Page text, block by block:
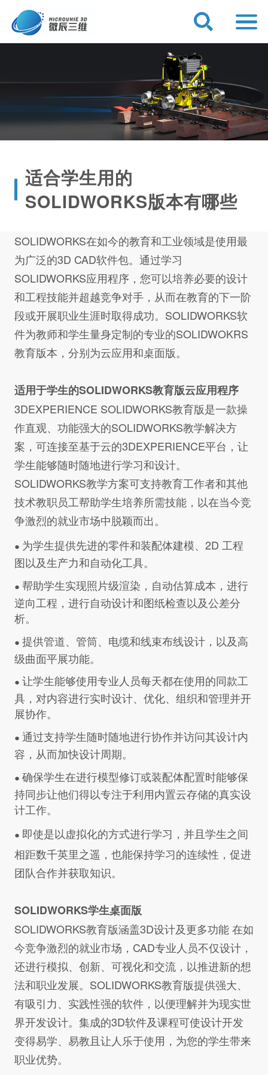
适合学生用的
SOLIDWORKS版本有哪些
SOLIDWORKS在如今的教育和工业领域是使用最
为广泛的3D CAD软件包。通过学习
SOLIDWORKS应用程序，您可以培养必要的设计
和工程技能并超越竞争对手，从而在教育的下一阶
段或开展职业生涯时取得成功。SOLIDWORKS软
件为教师和学生量身定制的专业的SOLIDWOKRS
教育版本，分别为云应用和桌面版。
适用于学生的SOLIDWORKS教育版云应用程序
3DEXPERIENCE SOLIDWORKS教育版是一款操
作直观、功能强大的SOLIDWORKS教学解决方
案，可连接至基于云的3DEXPERIENCE平台，让
学生能够随时随地进行学习和设计。
SOLIDWORKS教学方案可支持教育工作者和其他
技术教职员工帮助学生培养所需技能，以在当今竞
争激烈的就业市场中脱颖而出。
● 为学生提供先进的零件和装配体建模、2D 工程
图以及生产力和自动化工具。
● 帮助学生实现照片级渲染，自动估算成本，进行
逆向工程，进行自动设计和图纸检查以及公差分
析。
● 提供管道、管筒、电缆和线束布线设计，以及高
级曲面平展功能。
● 让学生能够使用专业人员每天都在使用的同款工
具，对内容进行实时设计、优化、组织和管理并开
展协作。
● 通过支持学生随时随地进行协作并访问其设计内
容，从而加快设计周期。
● 确保学生在进行模型修订或装配体配置时能够保
持同步让他们得以专注于利用内置云存储的真实设
计工作。
● 即使是以虚拟化的方式进行学习，并且学生之间
相距数千英里之遥，也能保持学习的连续性，促进
团队合作并获取知识。
SOLIDWORKS学生桌面版
SOLIDWORKS教育版涵盖3D设计及更多功能 在如
今竞争激烈的就业市场，CAD专业人员不仅设计，
还进行模拟、创新、可视化和交流，以推进新的想
法和职业发展。SOLIDWORKS教育版提供强大、
有吸引力、实践性强的软件，以便理解并为现实世
界开发设计。集成的3D软件及课程可使设计开发
变得易学、易教且让人乐于使用，为您的学生带来
职业优势。